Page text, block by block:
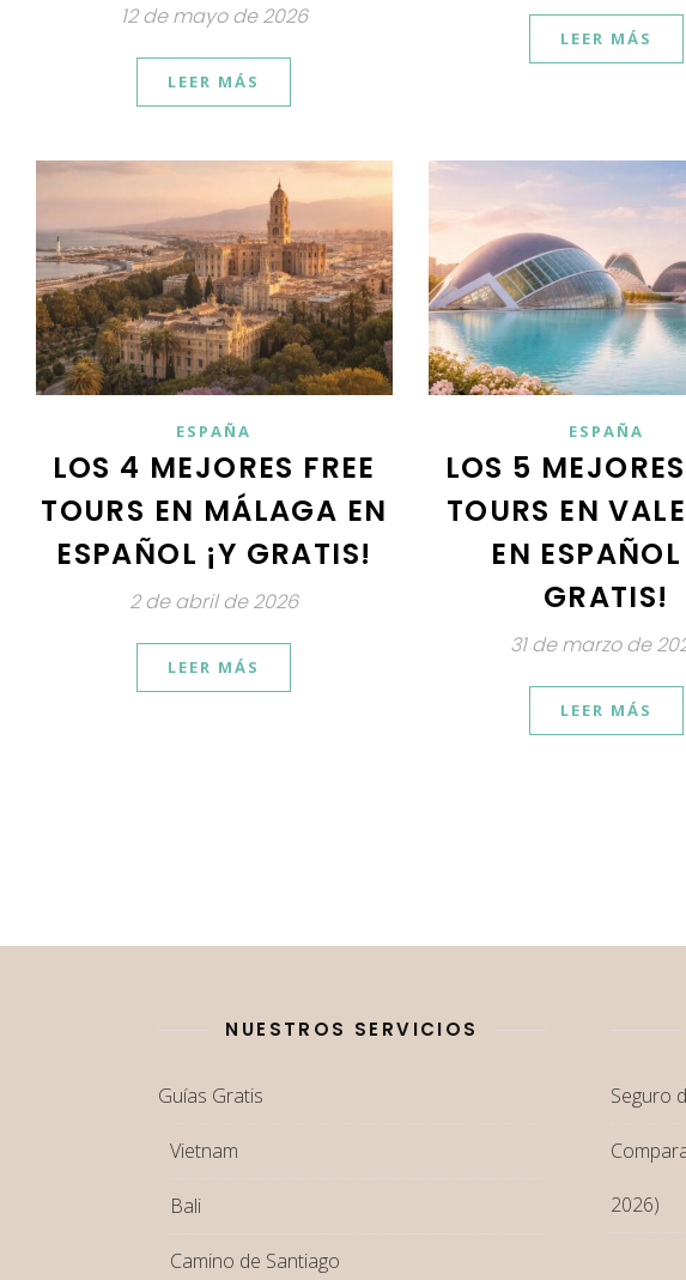
12 de mayo de 2026
LEER MÁS
LEER MÁS
ESPAÑA
LOS 4 MEJORES FREE
TOURS EN MÁLAGA EN
ESPAÑOL ¡Y GRATIS!
2 de abril de 2026
LEER MÁS
ESPAÑA
LOS 5
TOURS EN
EN ESPAÑOL
GRATIS!
31 de marzo de
LEER MÁS
NUESTROS SERVICIOS
Guías Gratis
Vietnam
Bali
Camino de Santiago
Seguro
2026)